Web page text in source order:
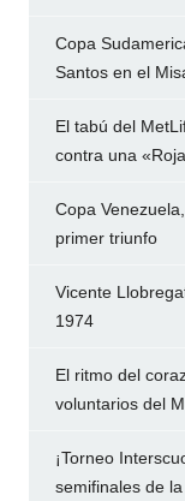
Copa
Santos en el
El tabú del
contra una
Copa
primer triunfo
Vicente
1974
El ritmo del
voluntarios del
¡Torneo
semifinales de